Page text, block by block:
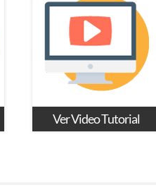
Ver Video Tutorial